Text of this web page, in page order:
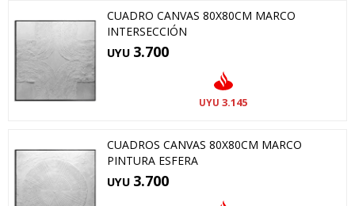
CUADRO CANVAS 80X80CM MARCO
INTERSECCIÓN
UYU 3.700
UYU 3.145
CUADROS CANVAS 80X80CM MARCO
PINTURA ESFERA
UYU 3.700